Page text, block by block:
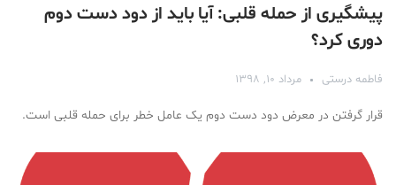
پیشگیری از حمله قلبی: آیا باید از دود دست دوم
دوری کرد؟
فاطمه درستی مرداد ۱۰, ۱۳۹۸
قرار گرفتن در معرض دود دست دوم یک عامل خطر برای حمله قلبی است.